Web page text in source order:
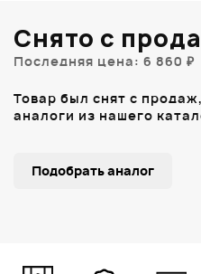
Снято с
Последняя цена: 6 860 ₽
Товар был снят с
аналоги из нашего
Подобрать аналог